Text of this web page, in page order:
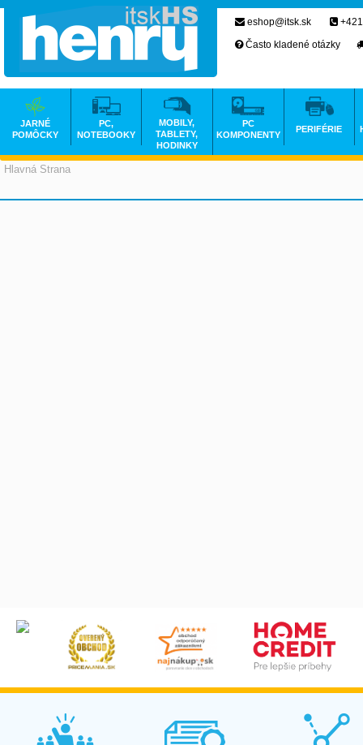
Hlavná Strana
eshop@itsk.sk
Často kladené otázky
JARNÉ
POMÔCKY
PC,
NOTEBOOKY
MOBILY,
TABLETY,
HODINKY
PC
KOMPONENTY
PERIFÉRIE